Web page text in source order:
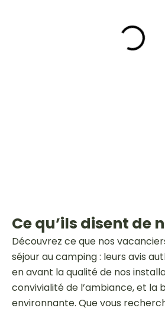
Ce qu’ils disent de
Découvrez ce que nos
séjour au camping : leurs avis
en avant la qualité de nos
convivialité de l’ambiance, et la
environnante. Que vous